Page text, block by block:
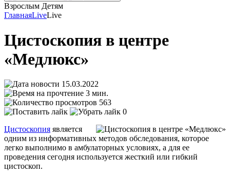
Взрослым Детям
ГлавнаяLiveLive
Цистоскопия в центре
«Медлюкс»
15.03.2022
3 мин.
563
0
Цистоскопия является
одним из информативных методов обследования, которое
легко выполнимо в амбулаторных условиях, а для ее
проведения сегодня используется жесткий или гибкий
цистоскоп.